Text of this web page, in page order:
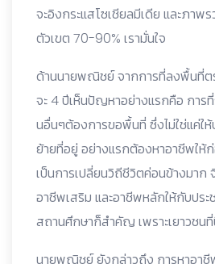
จะอิงกระแสโซเชียลมีเดีย และภาพ
ตัวเขต 70-90% เรามั่นใจ
ด้านนายพณิชย์ จากการที่ลงพื้นที่ต
จะ 4 ปีเห็นปัญหาอย่างแรกคือ การ
นอื่นๆต้องการขอพื้นที่ ซึ่งไม่ใช่แค่ให้
ย้ายที่อยู่ อย่างแรกต้องหาอาชีพให้
เป็นการเปลี่ยนวิถีชีวิตค่อนข้างมาก
อาชีพเสริม และอาชีพหลักให้กับประ
สถานศึกษาก็สำคัญ เพราะเยาวชน
นายพณิชย์ ยังกล่าวถึง การหาอาชี